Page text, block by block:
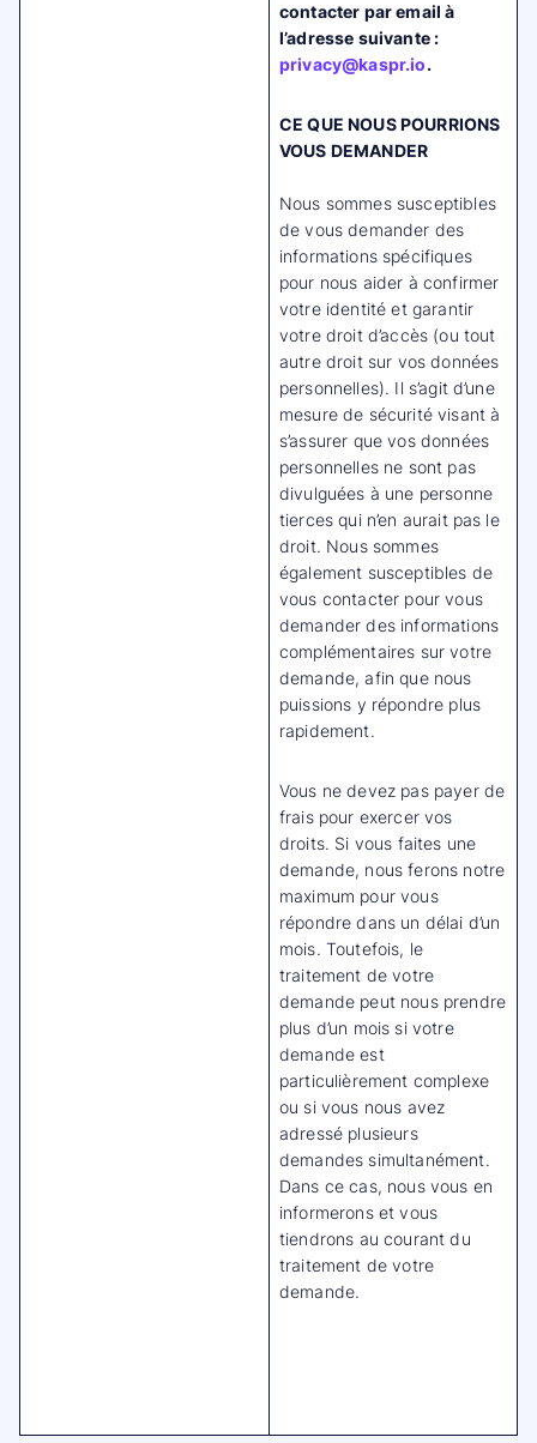
contacter par email à
l’adresse suivante :
privacy@kaspr.io.
CE QUE NOUS POURRIONS
VOUS DEMANDER
Nous sommes susceptibles
de vous demander des
informations spécifiques
pour nous aider à confirmer
votre identité et garantir
votre droit d’accès (ou tout
autre droit sur vos données
personnelles). Il s’agit d’une
mesure de sécurité visant à
s’assurer que vos données
personnelles ne sont pas
divulguées à une personne
tierces qui n’en aurait pas le
droit. Nous sommes
également susceptibles de
vous contacter pour vous
demander des informations
complémentaires sur votre
demande, afin que nous
puissions y répondre plus
rapidement.
Vous ne devez pas payer de
frais pour exercer vos
droits. Si vous faites une
demande, nous ferons notre
maximum pour vous
répondre dans un délai d’un
mois. Toutefois, le
traitement de votre
demande peut nous prendre
plus d’un mois si votre
demande est
particulièrement complexe
ou si vous nous avez
adressé plusieurs
demandes simultanément.
Dans ce cas, nous vous en
informerons et vous
tiendrons au courant du
traitement de votre
demande.